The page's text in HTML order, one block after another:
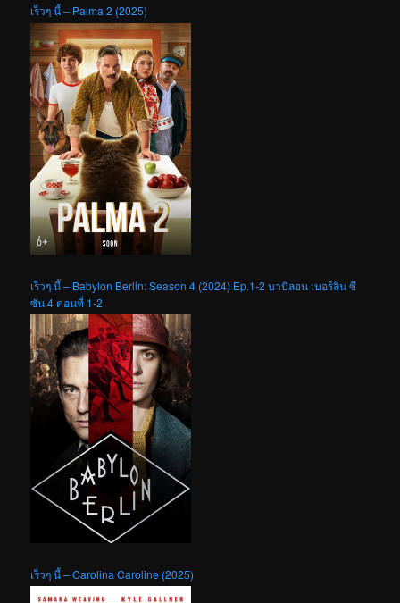
เร็วๆ นี้ – Palma 2 (2025)
เร็วๆ นี้ – Babylon Berlin: Season 4 (2024) Ep.1-2 บาบิลอน เบอร์ลิน ซี
ซัน 4 ตอนที่ 1-2
เร็วๆ นี้ – Carolina Caroline (2025)